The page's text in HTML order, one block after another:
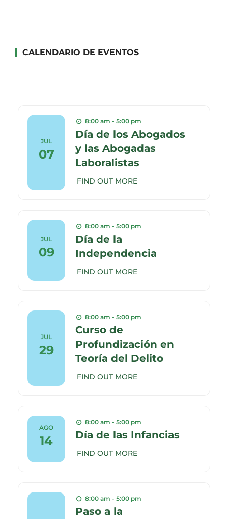
CALENDARIO DE EVENTOS
JUL
07
8:00 am - 5:00 pm
Día de los Abogados
y las Abogadas
Laboralistas
FIND OUT MORE
JUL
09
8:00 am - 5:00 pm
Día de la
Independencia
FIND OUT MORE
JUL
29
8:00 am - 5:00 pm
Curso de
Profundización en
Teoría del Delito
FIND OUT MORE
AGO
14
8:00 am - 5:00 pm
Día de las Infancias
FIND OUT MORE
8:00 am - 5:00 pm
Paso a la